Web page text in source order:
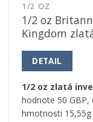
1/2 OZ
1/2 oz
Kingdom
DETAIL
1/2 oz zlatá
hodnote 50
hmotnosti